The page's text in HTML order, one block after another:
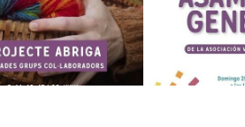
Día Mundial de
Tejer en Público!
general 2025